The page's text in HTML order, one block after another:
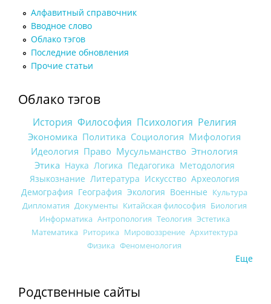
Алфавитный справочник
Вводное слово
Облако тэгов
Последние обновления
Прочие статьи
Облако тэгов
История Философия Психология Религия
Экономика Политика Социология Мифология
Идеология Право Мусульманство Этнология
Этика Наука Логика Педагогика Методология
Языкознание Литература Искусство Археология
Демография География Экология Военные Культура
Дипломатия Документы Китайская философия Биология
Информатика Антропология Теология Эстетика
Математика Риторика Мировоззрение Архитектура
Физика Феноменология
Еще
Родственные сайты